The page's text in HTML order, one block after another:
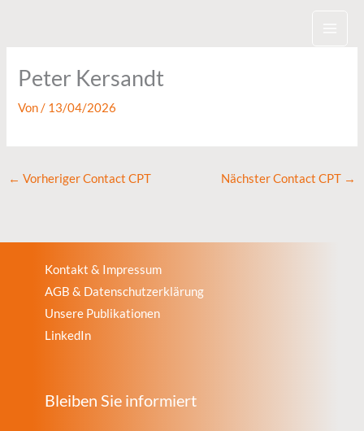
Peter Kersandt
Von/ 13/04/2026
← Vorheriger Contact CPT Nächster Contact CPT →
Kontakt & Impressum
AGB & Datenschutzerklärung
Unsere Publikationen
LinkedIn
Bleiben Sie informiert